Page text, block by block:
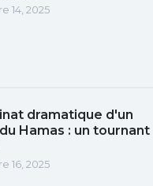
14, 2025
dramatique d'un
Hamas : un tournant
16, 2025